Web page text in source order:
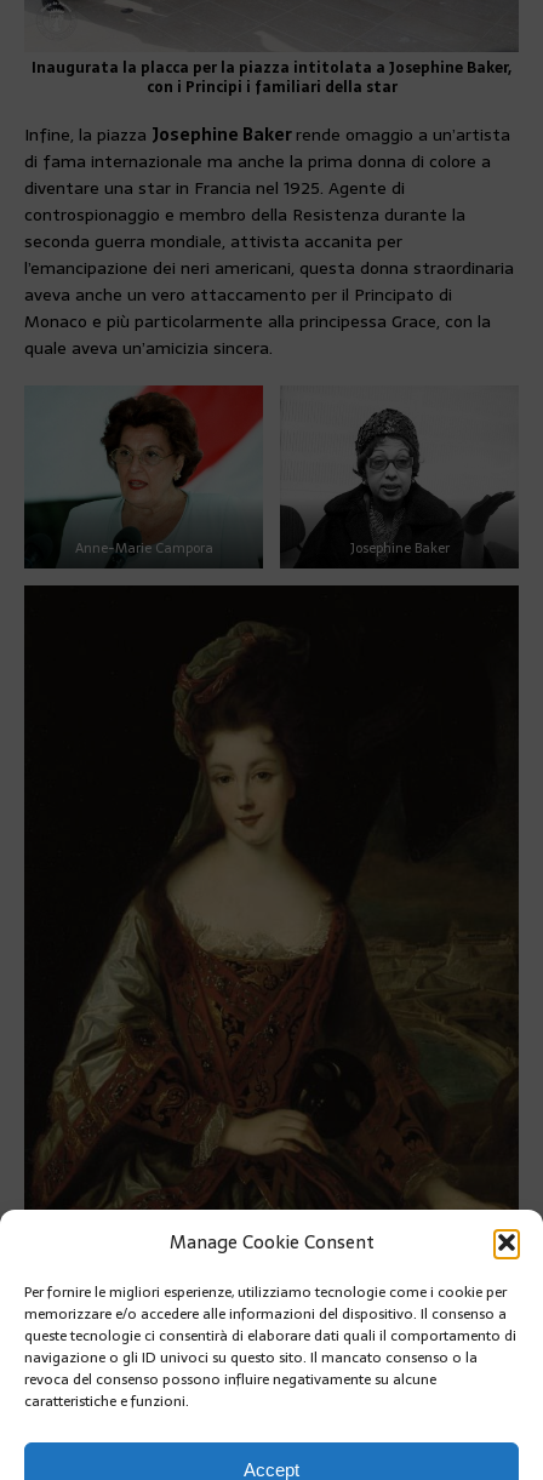
Manage Cookie Consent
Per fornire le migliori esperienze, utilizziamo tecnologie come i cookie per
memorizzare e/o accedere alle informazioni del dispositivo. Il consenso a
queste tecnologie ci consentirà di elaborare dati quali il comportamento di
navigazione o gli ID univoci su questo sito. Il mancato consenso o la
revoca del consenso possono influire negativamente su alcune
caratteristiche e funzioni.
Accept
Inaugurata la placca per la piazza intitolata a Josephine Baker,
con i Principi i familiari della star
Infine, la piazza Josephine Bakerrende omaggio a un’artista
di fama internazionale ma anche la prima donna di colore a
diventare una star in Francia nel 1925. Agente di
controspionaggio e membro della Resistenza durante la
seconda guerra mondiale, attivista accanita per
l’emancipazione dei neri americani, questa donna straordinaria
aveva anche un vero attaccamento per il Principato di
Monaco e più particolarmente alla principessa Grace, con la
quale aveva un’amicizia sincera.
Anne-Marie Campora Josephine Baker
Principessa Louise-Hippolyte
PRÉCÉDENT
GIORNATA EUROPEA DEL PATRIMONIO SUL TEMA:
DONNE E PATRIMONIO